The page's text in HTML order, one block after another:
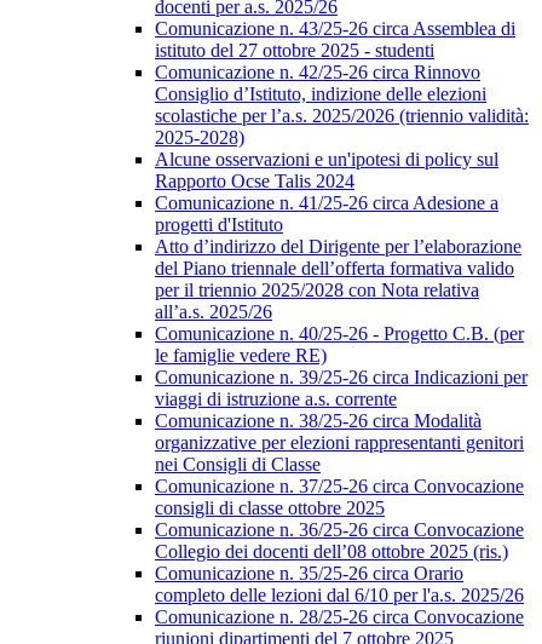
docenti per a.s. 2025/26
Comunicazione n. 43/25-26 circa Assemblea di
istituto del 27 ottobre 2025 - studenti
Comunicazione n. 42/25-26 circa Rinnovo
Consiglio d’Istituto, indizione delle elezioni
scolastiche per l’a.s. 2025/2026 (triennio validità:
2025-2028)
Alcune osservazioni e un'ipotesi di policy sul
Rapporto Ocse Talis 2024
Comunicazione n. 41/25-26 circa Adesione a
progetti d'Istituto
Atto d’indirizzo del Dirigente per l’elaborazione
del Piano triennale dell’offerta formativa valido
per il triennio 2025/2028 con Nota relativa
all’a.s. 2025/26
Comunicazione n. 40/25-26 - Progetto C.B. (per
le famiglie vedere RE)
Comunicazione n. 39/25-26 circa Indicazioni per
viaggi di istruzione a.s. corrente
Comunicazione n. 38/25-26 circa Modalità
organizzative per elezioni rappresentanti genitori
nei Consigli di Classe
Comunicazione n. 37/25-26 circa Convocazione
consigli di classe ottobre 2025
Comunicazione n. 36/25-26 circa Convocazione
Collegio dei docenti dell’08 ottobre 2025 (ris.)
Comunicazione n. 35/25-26 circa Orario
completo delle lezioni dal 6/10 per l'a.s. 2025/26
Comunicazione n. 28/25-26 circa Convocazione
riunioni dipartimenti del 7 ottobre 2025